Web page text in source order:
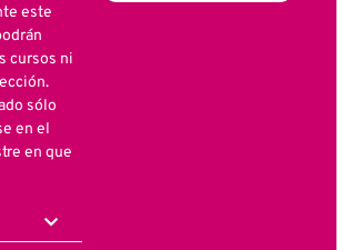
este
cursos ni
sólo
en el
en que